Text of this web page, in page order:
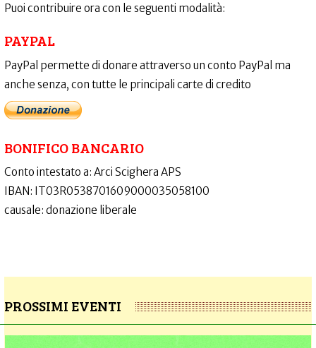
Puoi contribuire ora con le seguenti modalità:
PAYPAL
PayPal permette di donare attraverso un conto PayPal ma
anche senza, con tutte le principali carte di credito
BONIFICO BANCARIO
Conto intestato a: Arci Scighera APS
IBAN: IT03R0538701609000035058100
causale: donazione liberale
PROSSIMI EVENTI